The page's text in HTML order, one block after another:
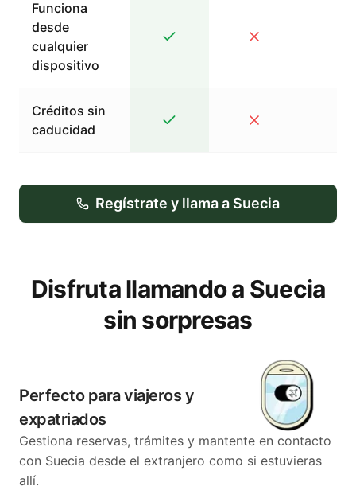
Funciona
desde
cualquier
dispositivo
Créditos sin
caducidad
Regístrate y llama a Suecia
Disfruta llamando a Suecia
sin sorpresas
Perfecto para viajeros y
expatriados
Gestiona reservas, trámites y mantente en contacto
con Suecia desde el extranjero como si estuvieras
allí.